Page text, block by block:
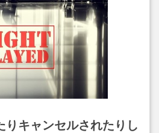
りキャンセルされたりし